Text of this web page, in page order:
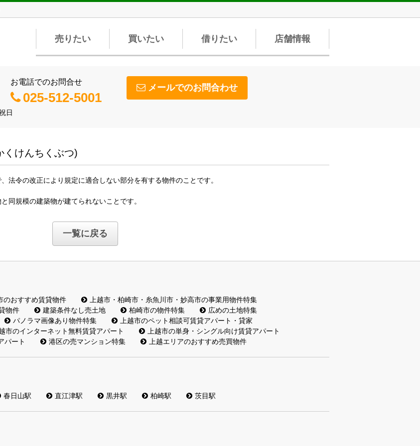
売りたい 買いたい 借りたい 店舗情報
お電話でのお問合せ
025-512-5001
メールでのお問合わせ
日
くけんちくぶつ)
法令の改正により規定に適合しない部分を有する物件のことです。
同規模の建築物が建てられないことです。
一覧に戻る
のおすすめ賃貸物件
上越市・柏崎市・糸魚川市・妙高市の事業用物件特集
物件 建築条件なし売土地 柏崎市の物件特集
広めの土地特集
パノラマ画像あり物件特集
上越市のペット相談可賃貸アパート・貸家
越市のインターネット無料賃貸アパート
上越市の単身・シングル向け賃貸アパート
パート
港区の売マンション特集 上越エリアのおすすめ売買物件
春日山駅 直江津駅 黒井駅 柏崎駅 茨目駅